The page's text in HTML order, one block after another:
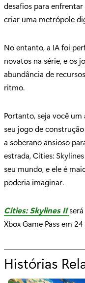
desafios para
criar uma metrópole
No entanto, a IA foi
novatos na série, e os
abundância de
ritmo.
Portanto, seja você
seu jogo de
a soberano ansioso
estrada, Cities:
seu mundo, e ele é
poderia imaginar.
Cities: Skylines II
Xbox Game Pass em
Histórias